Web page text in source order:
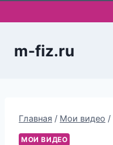
к
m-fiz.ru
Главная / Мои видео /
МОИ ВИДЕО